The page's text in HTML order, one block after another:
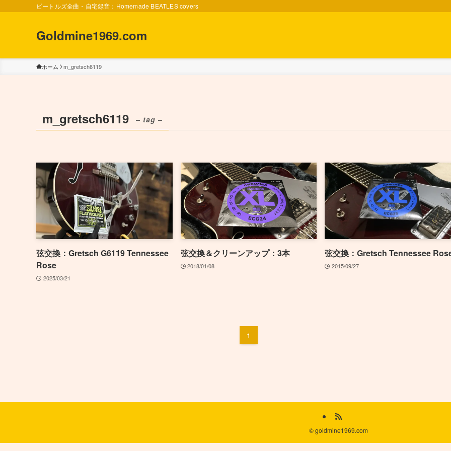
ビートルズ全曲・自宅録音：Homemade BEATLES covers
Goldmine1969.com
ホーム m_gretsch6119
m_gretsch6119 – tag –
弦交換：Gretsch G6119 Tennessee
Rose
2025/03/21
弦交換＆クリーンアップ：3本
2018/01/08
弦交換：Gretsch Tennessee
2015/09/27
1
©goldmine1969.com